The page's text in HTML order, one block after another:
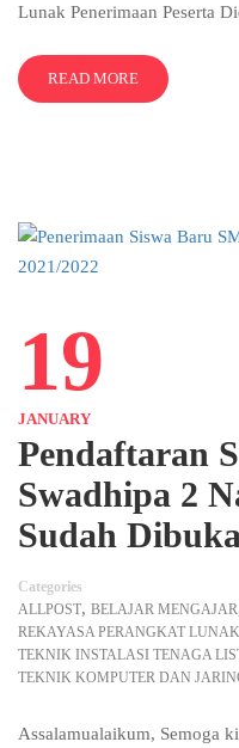
Lunak ⁣⁣⁣Penerimaan Peserta
READ MORE
19
JANUARY
Pendaftaran
Swadhipa 2
Sudah
Categories
ALLPOST, BELAJAR MENGAJAR
REKAYASA PERANGKAT LUNAK
TEKNIK INSTALASI TENAGA
TEKNIK KOMPUTER DAN
Assalamualaikum, Semoga